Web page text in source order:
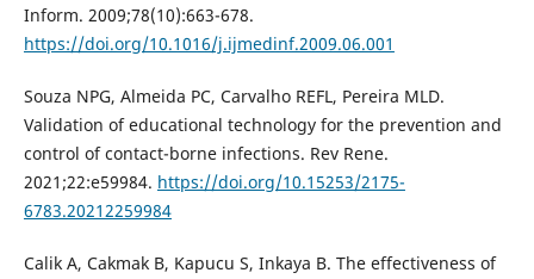
Inform. 2009;78(10):663-678.
https://doi.org/10.1016/j.ijmedinf.2009.06.001
Souza NPG, Almeida PC, Carvalho REFL, Pereira MLD.
Validation of educational technology for the prevention and
control of contact-borne infections. Rev Rene.
2021;22:e59984. https://doi.org/10.15253/2175-
6783.20212259984
Calik A, Cakmak B, Kapucu S, Inkaya B. The effectiveness of